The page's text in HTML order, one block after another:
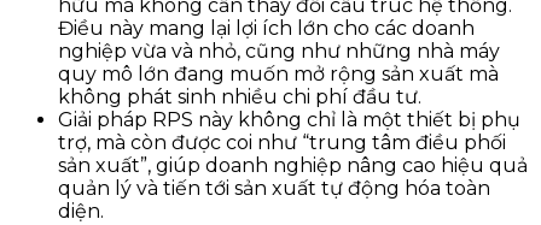
hữu mà không cần thay đổi cấu trúc hệ thống.
Điều này mang lại lợi ích lớn cho các doanh
nghiệp vừa và nhỏ, cũng như những nhà máy
quy mô lớn đang muốn mở rộng sản xuất mà
không phát sinh nhiều chi phí đầu tư.
Giải pháp RPS này không chỉ là một thiết bị phụ
trợ, mà còn được coi như “trung tâm điều phối
sản xuất”, giúp doanh nghiệp nâng cao hiệu quả
quản lý và tiến tới sản xuất tự động hóa toàn
diện.